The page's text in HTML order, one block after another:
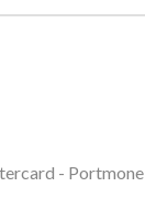
- Portmone